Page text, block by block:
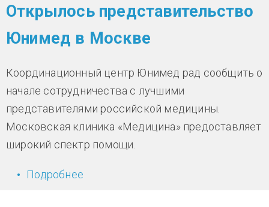
Открылось представительство
Юнимед в Москве
Координационный центр Юнимед рад сообщить о
начале сотрудничества с лучшими
представителями российской медицины.
Московская клиника «Медицина» предоставляет
широкий спектр помощи.
Подробнее